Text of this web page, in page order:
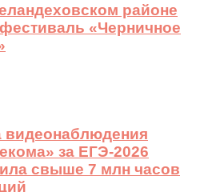
районе
«Черничное
видеонаблюдения
за ЕГЭ-2026
свыше 7 млн часов